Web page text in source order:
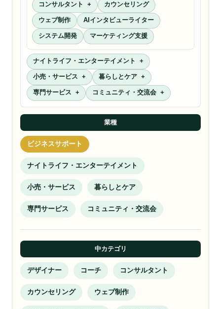
コンサルタント カウンセリング
ウェブ制作 AIインタビューライター
システム開発 マーケティング支援
ナイトライフ・エンターテイメント
小売・サービス 暮らしとケア
専門サービス コミュニティ・交流会
業種
ビジネスサポート
ナイトライフ・エンターテイメント
小売・サービス 暮らしとケア
専門サービス コミュニティ・交流会
中カテゴリ
デザイナー コーチ コンサルタント
カウンセリング ウェブ制作